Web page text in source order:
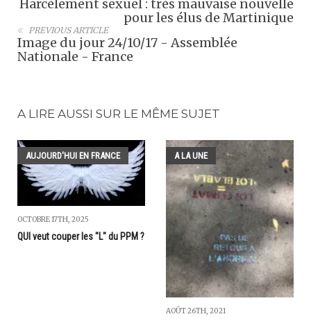
Harcèlement sexuel : très mauvaise nouvelle
pour les élus de Martinique
PREVIOUS ARTICLE
Image du jour 24/10/17 - Assemblée
Nationale - France
A LIRE AUSSI SUR LE MÊME SUJET
AUJOURD'HUI EN FRANCE
OCTOBRE 17TH, 2025
QUI veut couper les "L" du PPM ?
A LA UNE
AOÛT 26TH, 2021